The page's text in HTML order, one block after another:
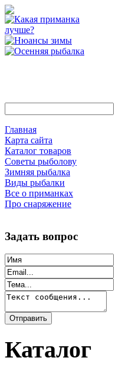
Главная
Карта сайта
Каталог товаров
Советы рыболову
Зимняя рыбалка
Виды рыбалки
Все о приманках
Про снаряжение
Задать вопрос
Каталог